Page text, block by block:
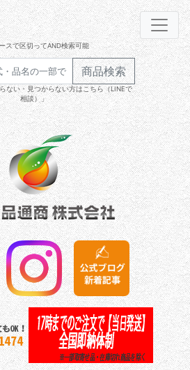
スで区切ってAND検索可能
商品検索
ない・見つからない方はこちら（LINEで
相談）」